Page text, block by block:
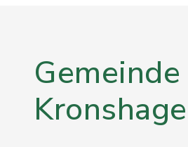
Gemeinde